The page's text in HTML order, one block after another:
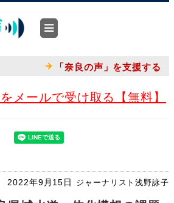
「奈良の声」を支援する
メールで受け取る【無料】
2022年9月15日 ジャーナリスト浅野詠子